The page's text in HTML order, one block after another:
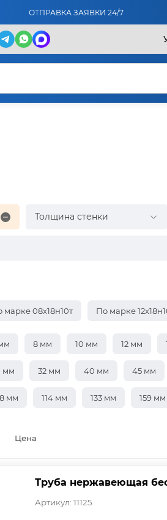
ОТПРАВКА ЗАЯВКИ 24/7
Толщина стенки
марке 08х18н10т По марке
8 мм 10 мм 12 мм
мм 32 мм 40 мм 45 мм
мм 114 мм 133 мм 159 мм
Цена
Труба нержавеющая
Артикул: 11125